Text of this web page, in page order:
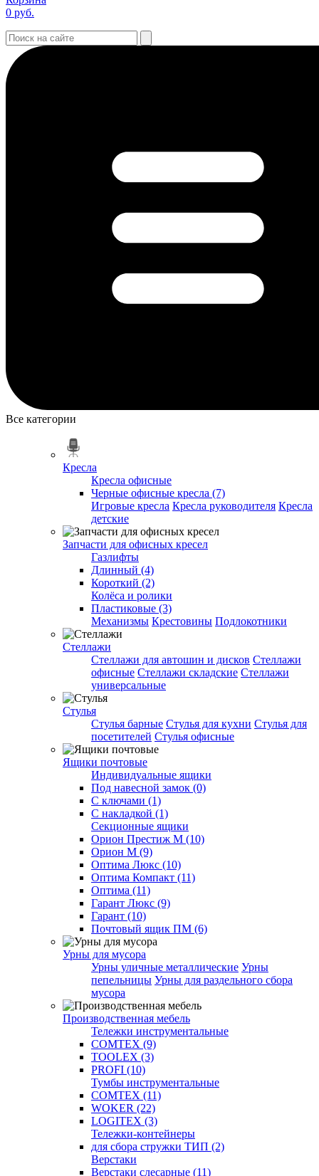
0 руб.
Все категории
Кресла
Кресла офисные
Черные офисные кресла (7)
Игровые кресла Кресла руководителя Кресла
детские
Запчасти для офисных кресел
Газлифты
Длинный (4)
Короткий (2)
Колёса и ролики
Пластиковые (3)
Механизмы Крестовины Подлокотники
Стеллажи
Стеллажи для автошин и дисков Стеллажи
офисные Стеллажи складские Стеллажи
универсальные
Стулья
Стулья барные Стулья для кухни Стулья для
посетителей Стулья офисные
Ящики почтовые
Индивидуальные ящики
Под навесной замок (0)
С ключами (1)
С накладкой (1)
Секционные ящики
Орион Престиж М (10)
Орион М (9)
Оптима Люкс (10)
Оптима Компакт (11)
Оптима (11)
Гарант Люкс (9)
Гарант (10)
Почтовый ящик ПМ (6)
Урны для мусора
Урны уличные металлические Урны
пепельницы Урны для раздельного сбора
мусора
Производственная мебель
Тележки инструментальные
COMTEX (9)
TOOLEX (3)
PROFI (10)
Тумбы инструментальные
COMTEX (11)
WOKER (22)
LOGITEX (3)
Тележки-контейнеры
для сбора стружки ТИП (2)
Верстаки
Верстаки слесарные (11)